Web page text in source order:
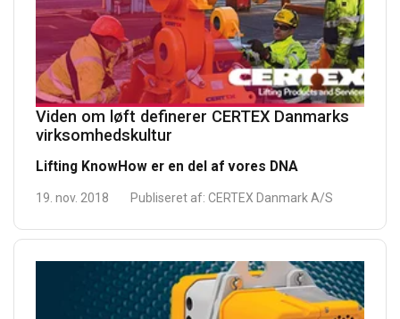
Viden om løft definerer CERTEX Danmarks
virksomhedskultur
Lifting KnowHow er en del af vores DNA
19. nov. 2018 Publiseret af: CERTEX Danmark A/S